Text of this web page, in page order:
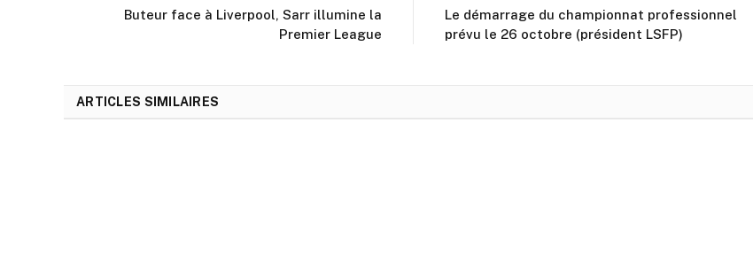
Buteur face à Liverpool, Sarr illumine la
Premier League
Le démarrage du championnat professionnel
prévu le 26 octobre (président LSFP)
ARTICLES SIMILAIRES